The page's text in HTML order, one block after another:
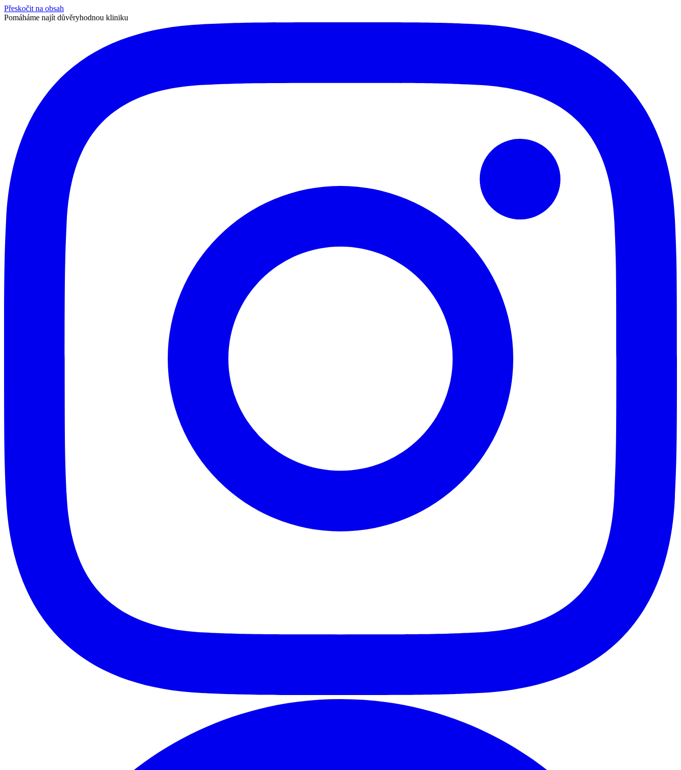
Přeskočit na obsah
Pomáháme najít důvěryhodnou kliniku